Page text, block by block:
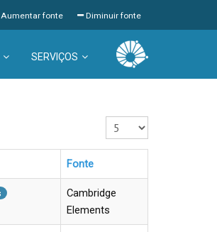
Diminuir fonte
fonte
SERVIÇOS
Exibir #
Fonte
Cambridge
Elements